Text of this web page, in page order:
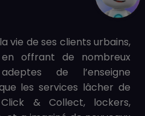
vie de ses clients urbains,
offrant de nombreux
de l’enseigne
les services lâcher de
& Collect, lockers,